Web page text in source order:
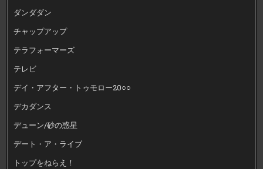
ダンダダン
チャップアップ
テラフォーマーズ
テレビ
デイ・アフター・トゥモロー20○○
デカダンス
デューン/砂の惑星
デート・ア・ライブ
トップをねらえ！